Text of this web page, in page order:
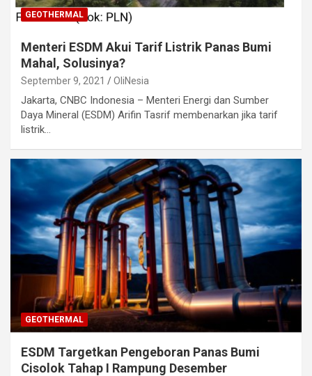
GEOTHERMAL
Menteri ESDM Akui Tarif Listrik Panas Bumi
Mahal, Solusinya?
September 9, 2021 OliNesia
Jakarta, CNBC Indonesia – Menteri Energi dan Sumber
Daya Mineral (ESDM) Arifin Tasrif membenarkan jika tarif
listrik…
GEOTHERMAL
ESDM Targetkan Pengeboran Panas Bumi
Cisolok Tahap I Rampung Desember